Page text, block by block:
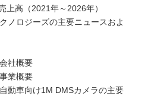
上高（2021年～2026年）
ノロジーズの主要ニュースおよ
社概要
業概要
動車向け1M DMSカメラの主要